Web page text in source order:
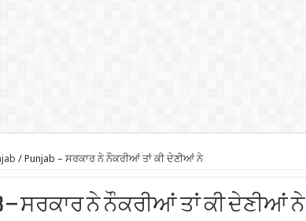
/ Punjab – ਸਰਕਾਰ ਨੇ ਨੌਕਰੀਆਂ ਤਾਂ ਕੀ ਦੇਣੀਆਂ ਨੇ
– ਸਰਕਾਰ ਨੇ ਨੌਕਰੀਆਂ ਤਾਂ ਕੀ ਦੇਣੀਆਂ ਨੇ